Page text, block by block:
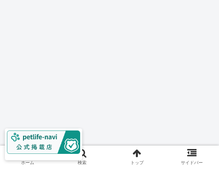
ホーム 検索 トップ サイドバー